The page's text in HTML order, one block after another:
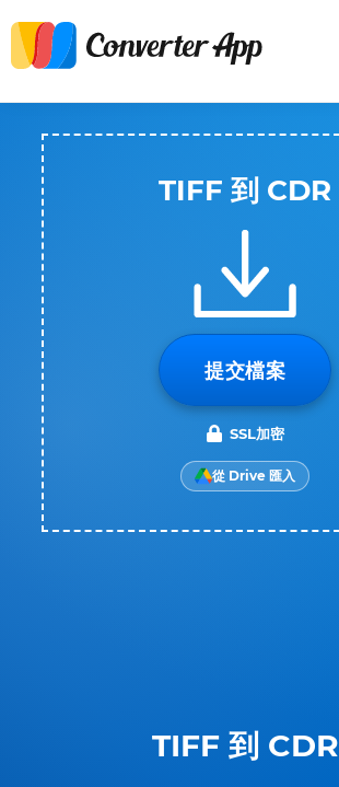
TIFF 到 CDR
TIFF 到 CDR
提交檔案
SSL加密
從 Drive 匯入